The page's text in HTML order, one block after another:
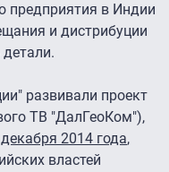
предприятия в Индии
и дистрибуции
развивали проект
ТВ "ДалГеоКом"),
2014 года,
властей